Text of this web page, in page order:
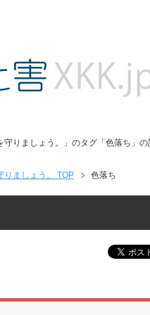
守りましょう。」のタグ「色落ち」
りましょう。 TOP 色落ち